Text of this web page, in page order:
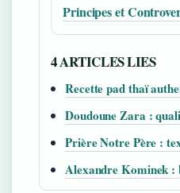
Principes et
4 ARTICLES LIES
Recette pad thaï
Doudoune Zara :
Prière Notre Père :
Alexandre Kominek :